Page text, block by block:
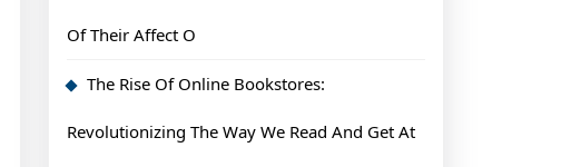
Of Their Affect O
The Rise Of Online Bookstores:
Revolutionizing The Way We Read And Get At